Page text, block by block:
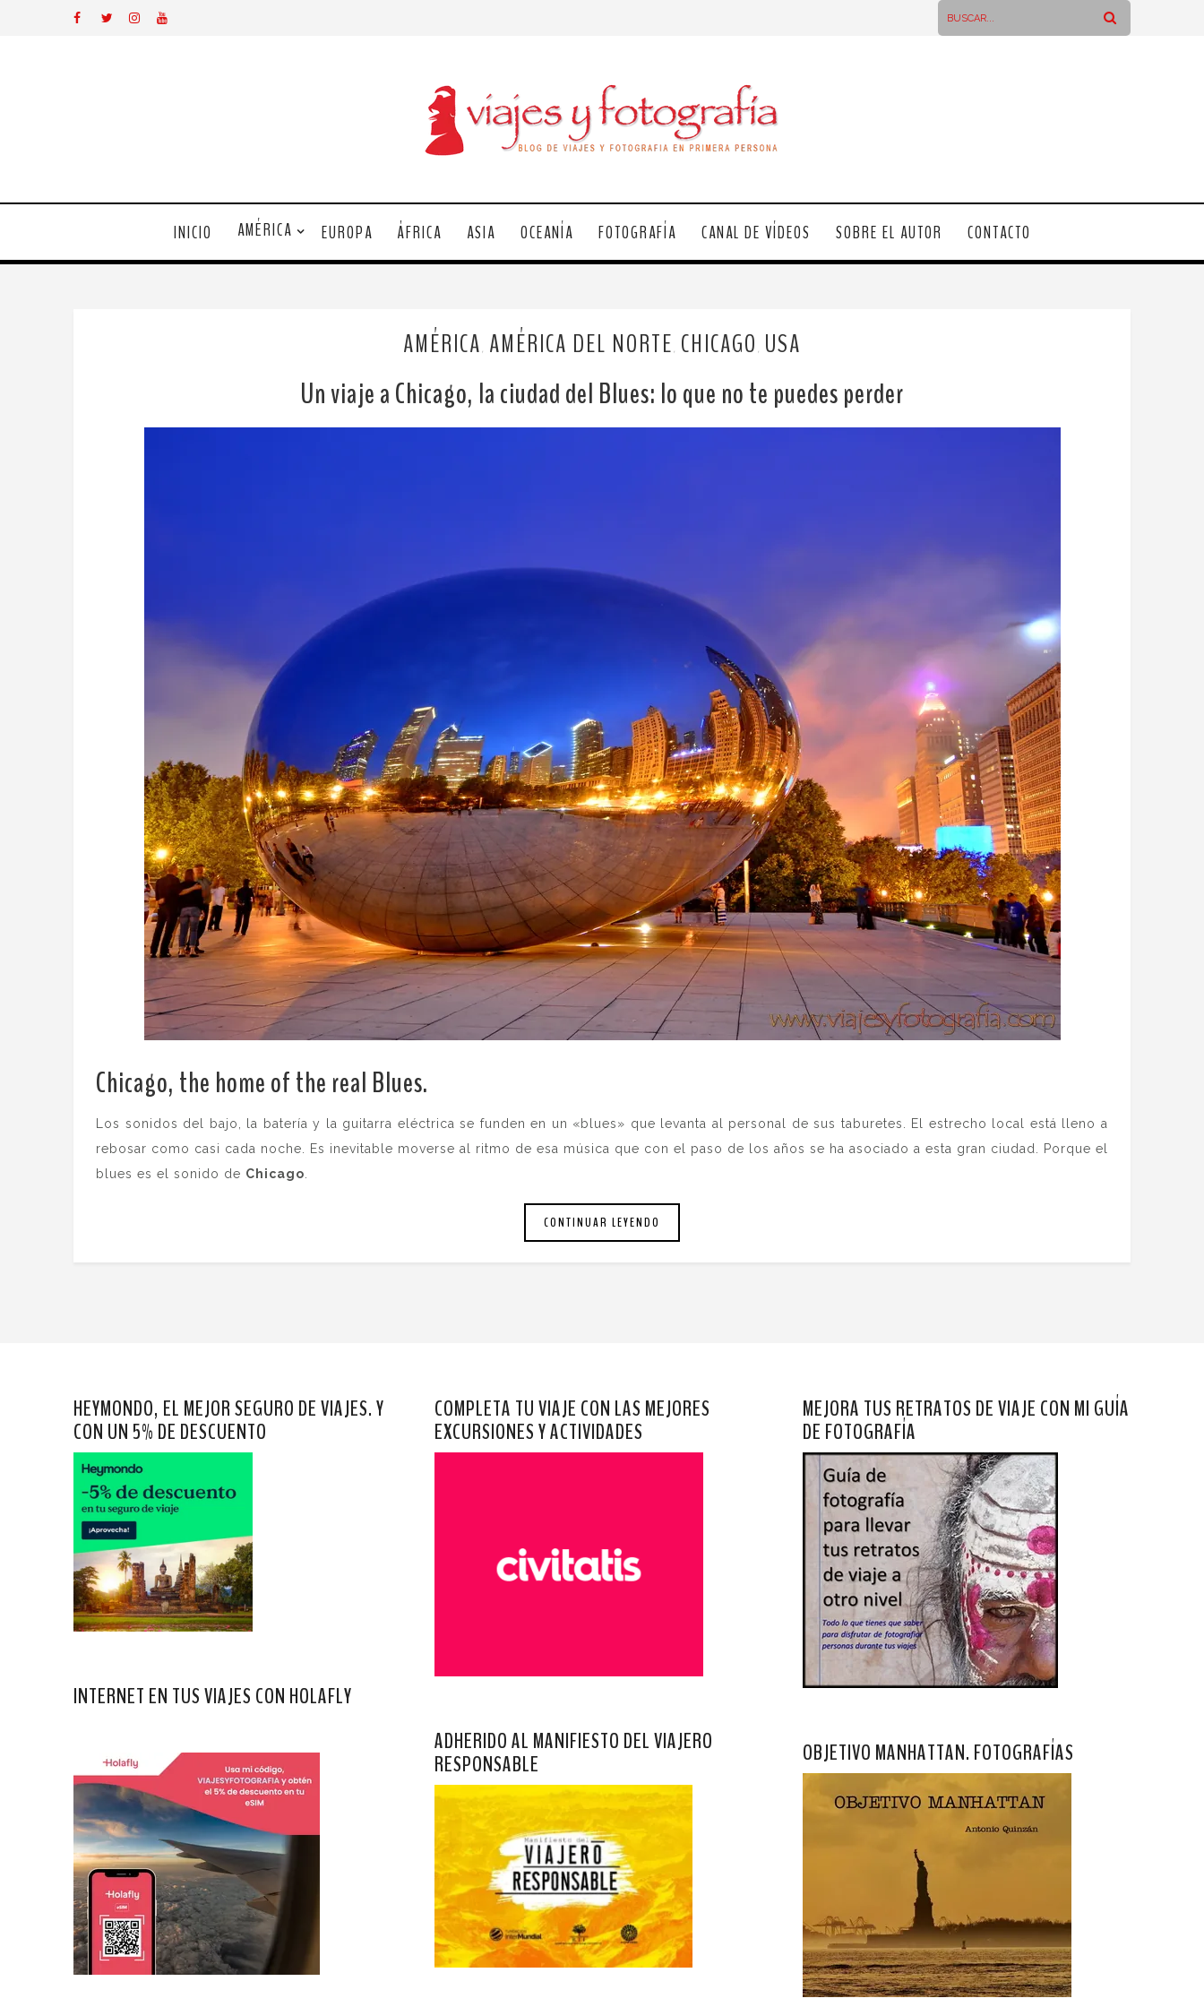
INICIO AMÉRICA EUROPA ÁFRICA ASIA OCEANÍA FOTOGRAFÍA CANAL DE VÍDEOS SOBRE EL AUTOR CONTACTO
AMÉRICA AMÉRICA DEL NORTE CHICAGO USA
Un viaje a Chicago, la ciudad del Blues: lo que no te puedes perder
Chicago, the home of the real Blues.
Los sonidos del bajo, la batería y la guitarra eléctrica se funden en un «blues» que levanta al personal de sus taburetes. El estrecho local está lleno a
rebosar como casi cada noche. Es inevitable moverse al ritmo de esa música que con el paso de los años se ha asociado a esta gran ciudad. Porque el
blues es el sonido de Chicago
CONTINUAR LEYENDO
HEYMONDO, EL MEJOR SEGURO DE VIAJES. Y
CON UN 5% DE DESCUENTO
INTERNET EN TUS VIAJES CON HOLAFLY
COMPLETA TU VIAJE CON LAS MEJORES
EXCURSIONES Y ACTIVIDADES
ADHERIDO AL MANIFIESTO DEL VIAJERO
RESPONSABLE
MEJORA TUS RETRATOS DE VIAJE CON MI GUÍA
DE FOTOGRAFÍA
OBJETIVO MANHATTAN. FOTOGRAFÍAS